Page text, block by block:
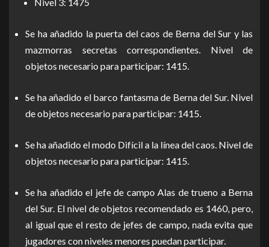
Se ha añadido la puerta del caos de Berna del Sur y las
mazmorras secretas correspondientes. Nivel de
objetos necesario para participar: 1415.
Se ha añadido el barco fantasma de Berna del Sur. Nivel
de objetos necesario para participar: 1415.
Se ha añadido el modo Difícil a la línea del caos. Nivel de
objetos necesario para participar: 1415.
Se ha añadido el jefe de campo Alas de trueno a Berna
del Sur. El nivel de objetos recomendado es 1460, pero,
al igual que el resto de jefes de campo, nada evita que
jugadores con niveles menores puedan participar.